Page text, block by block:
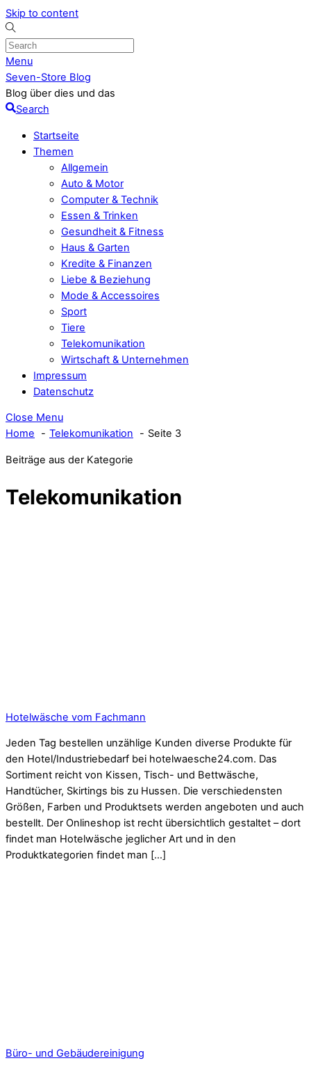
Skip to content
Menu
Seven-Store Blog
Blog über dies und das
Search
Startseite
Themen
Allgemein
Auto & Motor
Computer & Technik
Essen & Trinken
Gesundheit & Fitness
Haus & Garten
Kredite & Finanzen
Liebe & Beziehung
Mode & Accessoires
Sport
Tiere
Telekomunikation
Wirtschaft & Unternehmen
Impressum
Datenschutz
Close Menu
Home
Telekomunikation Seite 3
Beiträge aus der Kategorie
Telekomunikation
Hotelwäsche vom Fachmann
Jeden Tag bestellen unzählige Kunden diverse Produkte für
den Hotel/Industriebedarf bei hotelwaesche24.com. Das
Sortiment reicht von Kissen, Tisch- und Bettwäsche,
Handtücher, Skirtings bis zu Hussen. Die verschiedensten
Größen, Farben und Produktsets werden angeboten und auch
bestellt. Der Onlineshop ist recht übersichtlich gestaltet – dort
findet man Hotelwäsche jeglicher Art und in den
Produktkategorien findet man […]
Büro- und Gebäudereinigung